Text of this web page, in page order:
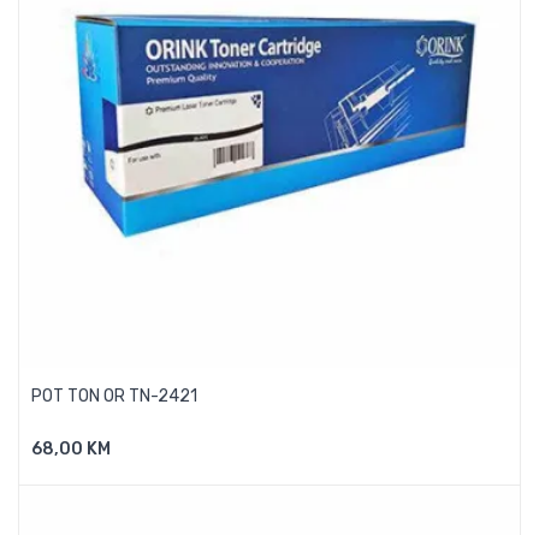
POT TON OR TN-2421
68,00 KMDodaj U Košaricu